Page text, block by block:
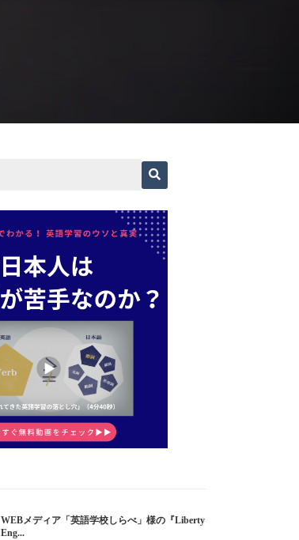
WEBメディア「英語学校しらべ」様の『Liberty
Eng...